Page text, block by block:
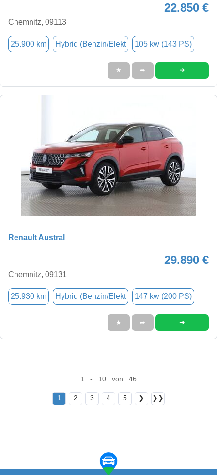
22.850 €
Chemnitz, 09113
25.900 km Hybrid (Benzin/Elekt 105 kw (143 PS)
★ ➦ ➜
Renault Austral
29.890 €
Chemnitz, 09131
25.930 km Hybrid (Benzin/Elekt 147 kw (200 PS)
★ ➦ ➜
1 - 10 von 46
1 2 3 4 5 ❯ ❯❯